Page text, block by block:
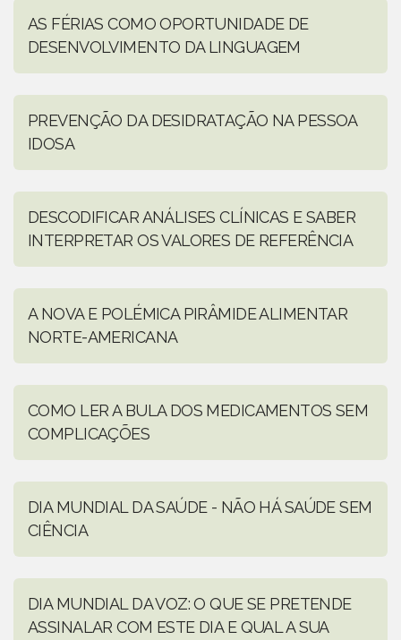
AS FÉRIAS COMO OPORTUNIDADE DE
DESENVOLVIMENTO DA LINGUAGEM
PREVENÇÃO DA DESIDRATAÇÃO NA PESSOA
IDOSA
DESCODIFICAR ANÁLISES CLÍNICAS E SABER
INTERPRETAR OS VALORES DE REFERÊNCIA
A NOVA E POLÉMICA PIRÂMIDE ALIMENTAR
NORTE-AMERICANA
COMO LER A BULA DOS MEDICAMENTOS SEM
COMPLICAÇÕES
DIA MUNDIAL DA SAÚDE - NÃO HÁ SAÚDE SEM
CIÊNCIA
DIA MUNDIAL DA VOZ: O QUE SE PRETENDE
ASSINALAR COM ESTE DIA E QUAL A SUA